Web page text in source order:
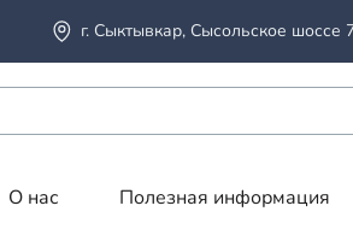
г. Сыктывкар, Сысольское шоссе
О нас Полезная информация